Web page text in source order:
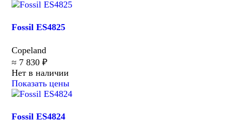
Fossil ES4825
Copeland
≈ 7 830 ₽
Нет в наличии
Показать цены
Fossil ES4824